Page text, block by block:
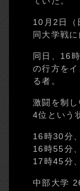
10月2日（
同大学戦
同日、16
の行方を
る者。
激闘を制
4位という
16時30分
16時55分
17時45分
中部大学